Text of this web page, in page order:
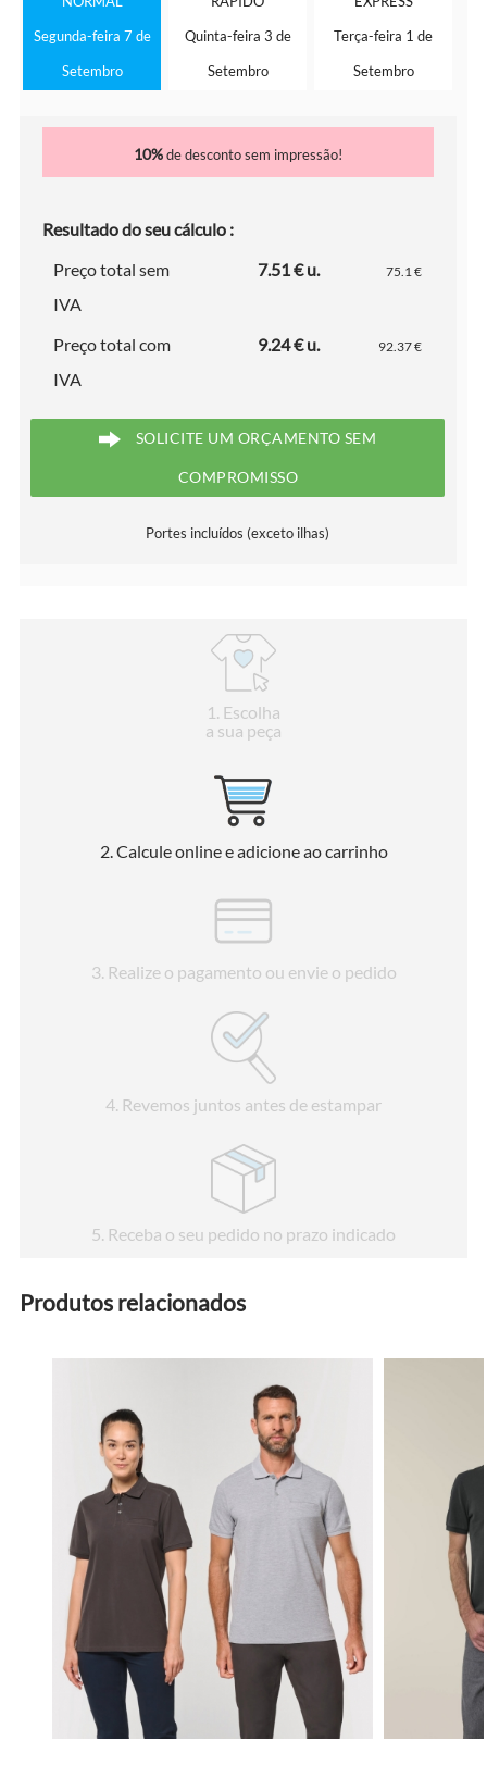
Segunda-feira 7 de
Setembro
Quinta-feira 3 de
Setembro
Terça-feira 1 de
Setembro
10%de desconto sem impressão!
Resultado do seu cálculo :
Preço total sem
IVA
7.51 € u. 75.1 €
Preço total com
IVA
9.24 € u. 92.37 €
SOLICITE UM ORÇAMENTO SEM
COMPROMISSO
Portes incluídos (exceto ilhas)
1 . Escolha
a sua peça
2. Calcule online e adicione ao carrinho
3. Realize o pagamento ou envie o pedido
4. Revemos juntos antes de estampar
5. Receba o seu pedido no prazo indicado
Produtos relacionados